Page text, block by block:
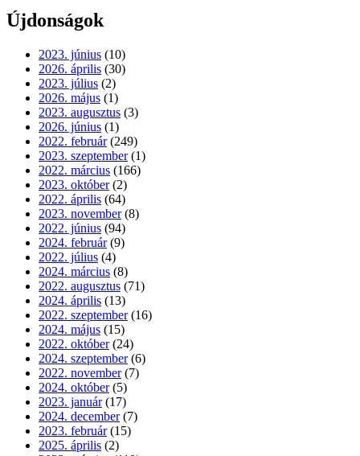
Újdonságok
2023. június (10)
2026. április (30)
2023. július (2)
2026. május (1)
2023. augusztus (3)
2026. június (1)
2022. február (249)
2023. szeptember (1)
2022. március (166)
2023. október (2)
2022. április (64)
2023. november (8)
2022. június (94)
2024. február (9)
2022. július (4)
2024. március (8)
2022. augusztus (71)
2024. április (13)
2022. szeptember (16)
2024. május (15)
2022. október (24)
2024. szeptember (6)
2022. november (7)
2024. október (5)
2023. január (17)
2024. december (7)
2023. február (15)
2025. április (2)